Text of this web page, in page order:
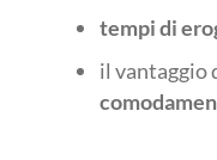
tempi di
il vantaggio